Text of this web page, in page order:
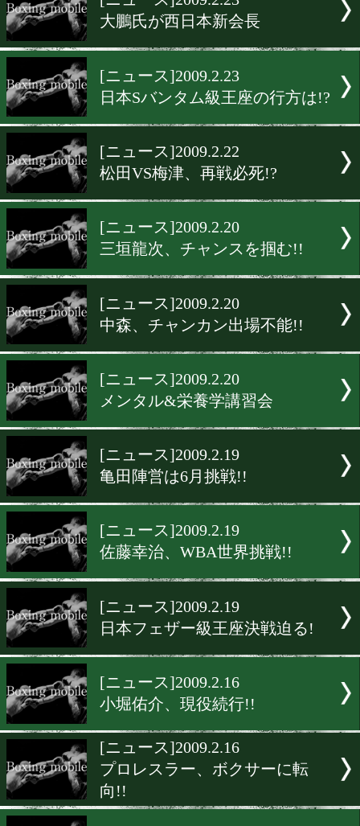
[ニュース]2009.2.26
張VSツナミ調印式
[ニュース]2009.2.24
チャンカンオリジナルTシ
販売
[ニュース]2009.2.23
大鵬氏が西日本新会長
日本Sバンタム級王座の行
[ニュース]2009.2.22
松田VS梅津、再戦必死!?
[ニュース]2009.2.20
三垣龍次、チャンスを掴む
[ニュース]2009.2.20
[ニュース]2009.2.20
メンタル&栄養学講習会
[ニュース]2009.2.19
亀田陣営は6月挑戦!!